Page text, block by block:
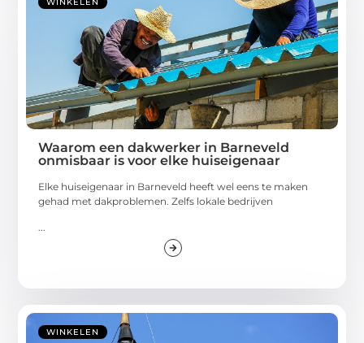
Waarom een dakwerker in Barneveld
onmisbaar is voor elke huiseigenaar
Elke huiseigenaar in Barneveld heeft wel eens te maken
gehad met dakproblemen. Zelfs lokale bedrijven
...
WINKELEN